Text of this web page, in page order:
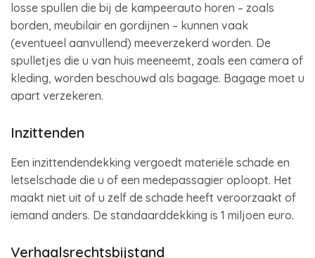
losse spullen die bij de kampeerauto horen – zoals
borden, meubilair en gordijnen – kunnen vaak
(eventueel aanvullend) meeverzekerd worden. De
spulletjes die u van huis meeneemt, zoals een camera of
kleding, worden beschouwd als bagage. Bagage moet u
apart verzekeren.
Inzittenden
Een inzittendendekking vergoedt materiële schade en
letselschade die u of een medepassagier oploopt. Het
maakt niet uit of u zelf de schade heeft veroorzaakt of
iemand anders. De standaarddekking is 1 miljoen euro.
Verhaalsrechtsbijstand